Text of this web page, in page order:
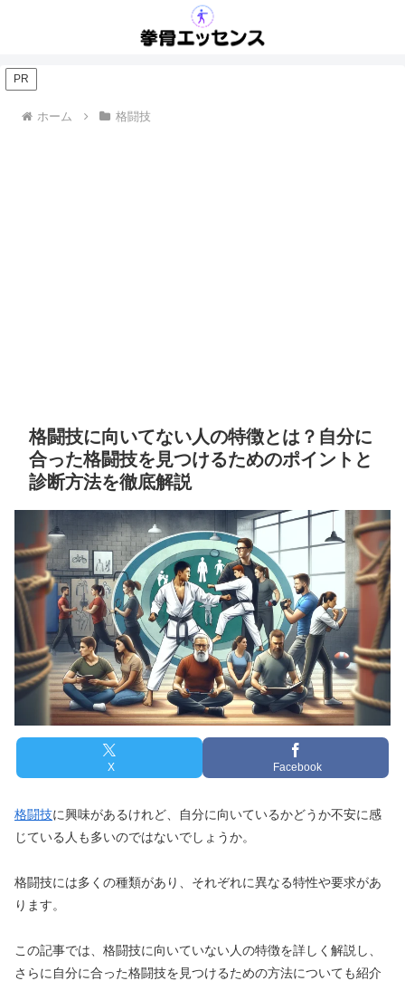
PR
ホーム 格闘技
格闘技に向いてない人の特徴とは？自分に
合った格闘技を見つけるためのポイントと
診断方法を徹底解説
X Facebook
格闘技に興味があるけれど、自分に向いているかどうか不安に感
じている人も多いのではないでしょうか。
格闘技には多くの種類があり、それぞれに異なる特性や要求があ
ります。
この記事では、格闘技に向いていない人の特徴を詳しく解説し、
さらに自分に合った格闘技を見つけるための方法についても紹介